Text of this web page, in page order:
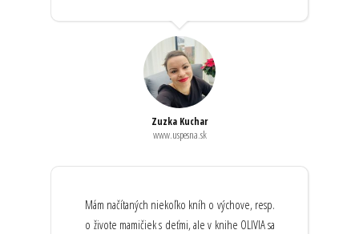
Zuzka Kuchar
www.uspesna.sk
Mám načítaných niekoľko kníh o výchove, resp.
o živote mamičiek s deťmi, ale v knihe OLIVIA sa